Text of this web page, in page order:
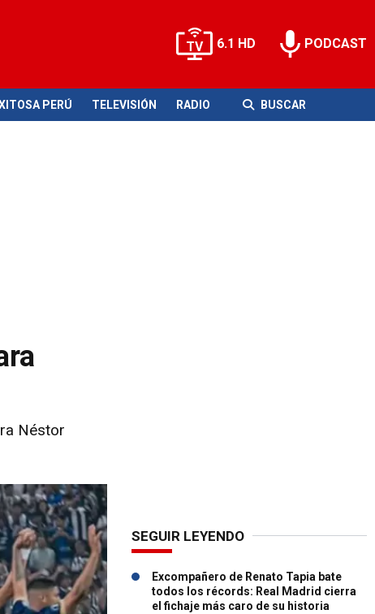
6.1 HD PODCAST
PERÚ TELEVISIÓN RADIO BUSCAR
Néstor
SEGUIR LEYENDO
Excompañero de Renato Tapia bate
todos los récords: Real Madrid cierra
el fichaje más caro de su historia